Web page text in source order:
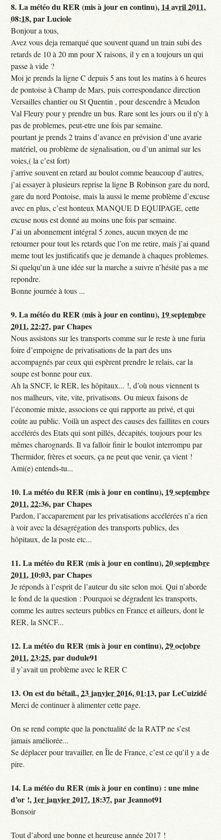
8.La météo du RER (mis à jour en continu), 14 avril 2011,
08:18,parLuciole
Bonjour a tous,
Avez vous deja remarqué que souvent quand un train subi des
retards de 10 à 20 mn pour X raisons, il y en a toujours un qui
passe à vide ?
Moi je prends la ligne C depuis 5 ans tout les matins à 6 heures
de pontoise à Champ de Mars, puis correspondance direction
Versailles chantier ou St Quentin , pour descendre à Meudon
Val Fleury pour y prendre un bus. Rare sont les jours ou il n’y à
pas de problemes, peut-etre une fois par semaine.
pourtant je prends 2 trains d’avance en prévision d’une avarie
matériel, ou problème de signalisation, ou d’un animal sur les
voies,( la c’est fort)
j’arrive souvent en retard au boulot comme beaucoup d’autres,
j’ai essayer à plusieurs reprise la ligne B Robinson gare du nord,
gare du nord Pontoise, mais la aussi le meme problème d’excuse
avec en plus, c’est honteux MANQUE D EQUIPAGE, cette
excuse nous est donné au moins une fois par semaine.
J’ai un abonnement intégral 5 zones, aucun moyen de me
retourner pour tout les retards que l’on me retire, mais j’ai quand
meme tout les justificatifs que je demande à chaques problemes.
Si quelqu’un à une idée sur la marche a suivre n’hésité pas a me
repondre.
Bonne journée à tous ...
9.La météo du RER (mis à jour en continu), 19 septembre
2011, 22:27,parChapes
Nous assistons sur les transports comme sur le reste à une furia
foire d’empoigne de privatisations de la part des uns
accompagnés par ceux qui espèrent prendre le relais, car la
soupe est bonne pour eux.
Ah la SNCF, le RER, les hôpitaux... !, d’où nous viennent ts
nos malheurs, vite, vite, privatisons. Ou mieux faisons de
l’économie mixte, associons ce qui rapporte au privé, et qui
coûte au public. Voilà un aspect des causes des faillites en cours
accélérés des Etats qui sont pillés, décapités, toujours pour les
mêmes charognards. Il va falloir finir le boulot interrompu par
Thermidor, frères et soeurs, ça ne peut que venir, ça vient !
Ami(e) entends-tu...
10.La météo du RER (mis à jour en continu), 19 septembre
2011, 22:36,parChapes
Pardon, l’accaparement par les privatisations accélérées n’a rien
à voir avec la désagrégation des transports publics, des
hôpitaux, de la poste etc...
11.La météo du RER (mis à jour en continu),20 septembre
2011, 10:03,parChapes
Je réponds à l’esprit de l’auteur du site selon moi. Qui n’aborde
le fond de la question : Pourquoi se dégradent les transports,
comme les autres secteurs publics en France et ailleurs, dont le
RER, la SNCF...
12.La météo du RER (mis à jour en continu),29 octobre
2011, 23:25,pardudule91
il y’avait un problème avec le RER C
13.On est du bétail.,23 janvier 2016, 01:13,parLeCuizidé
Merci de continuer à alimenter cette page.
On se rend compte que la ponctualité de la RATP ne s’est
jamais améliorée...
Se déplacer pour travailler, en Île de France, c’est ce qu’il y a de
pire.
14.La météo du RER (mis à jour en continu) : une mine
d’or !, 1er janvier 2017, 18:37,parJeannot91
Bonsoir
Tout d’abord une bonne et heureuse année 2017 !